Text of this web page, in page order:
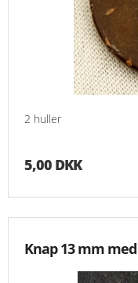
2 huller
5,00 DKK
Knap 13 mm